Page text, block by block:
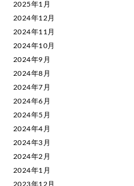
2025年1月
2024年12月
2024年11月
2024年10月
2024年9月
2024年8月
2024年7月
2024年6月
2024年5月
2024年4月
2024年3月
2024年2月
2024年1月
2023年12月